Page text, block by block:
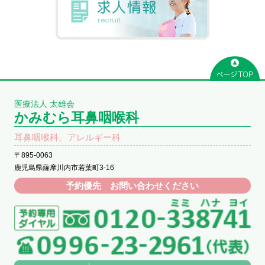
医療法人 太雄会
かみむら耳鼻咽喉科
耳鼻咽喉科、アレルギー科
〒895-0063
鹿児島県薩摩川内市若葉町3-16
予約優先 お問い合わせください